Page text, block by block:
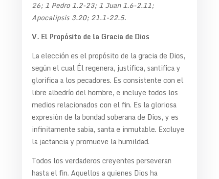
26; 1 Pedro 1.2-23; 1 Juan 1.6-2.11;
Apocalipsis 3.20; 21.1-22.5.
V. El Propósito de la Gracia de Dios
La elección es el propósito de la gracia de Dios,
según el cual Él regenera, justifica, santifica y
glorifica a los pecadores. Es consistente con el
libre albedrío del hombre, e incluye todos los
medios relacionados con el fin. Es la gloriosa
expresión de la bondad soberana de Dios, y es
infinitamente sabia, santa e inmutable. Excluye
la jactancia y promueve la humildad.
Todos los verdaderos creyentes perseveran
hasta el fin. Aquellos a quienes Dios ha